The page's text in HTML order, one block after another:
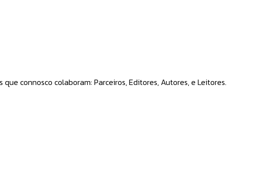
connosco colaboram: Parceiros, Editores, Autores, e Leitores.